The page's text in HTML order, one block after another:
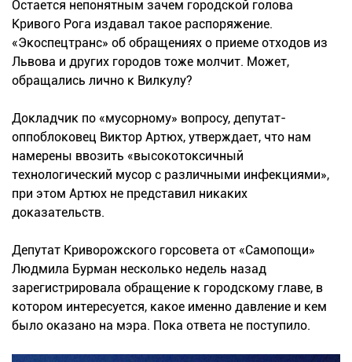
Остается непонятным зачем городской голова
Кривого Рога издавал такое распоряжение.
«Экоспецтранс» об обращениях о приеме отходов из
Львова и других городов тоже молчит. Может,
обращались лично к Вилкулу?
Докладчик по «мусорному» вопросу, депутат-
оппоблоковец Виктор Артюх, утверждает, что нам
намерены ввозить «высокотоксичный
технологический мусор с различными инфекциями»,
при этом Артюх не представил никаких
доказательств.
Депутат Криворожского горсовета от «Самопощи»
Людмила Бурман несколько недель назад
зарегистрировала обращение к городскому главе, в
котором интересуется, какое именно давление и кем
было оказано на мэра. Пока ответа не поступило.